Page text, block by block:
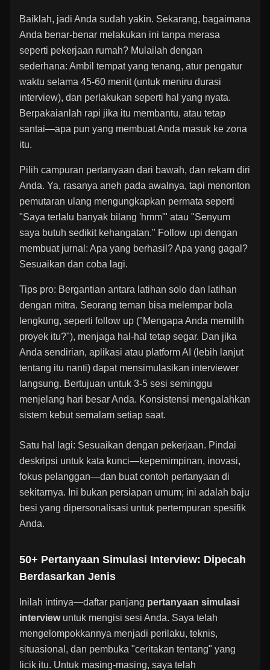
Baiklah, jadi Anda sudah yakin. Sekarang, bagaimana
Anda benar-benar melakukan ini tanpa merasa
seperti pekerjaan rumah? Mulailah dengan
sederhana: Ambil tempat yang tenang, atur pengatur
waktu selama 45-60 menit (untuk meniru durasi
interview), dan perlakukan seperti hal yang nyata.
Berpakaianlah rapi jika itu membantu, atau tetap
santai—apa pun yang membuat Anda masuk ke zona
itu.
Pilih campuran pertanyaan dari bawah, dan rekam diri
Anda. Ya, rasanya aneh pada awalnya, tapi menonton
pemutaran ulang mengungkapkan permata seperti
"Saya terlalu banyak bilang 'hmm'" atau "Senyum
saya butuh sedikit kehangatan." Follow upi dengan
membuat jurnal: Apa yang berhasil? Apa yang gagal?
Sesuaikan dan coba lagi.
Tips pro: Bergantian antara latihan solo dan latihan
dengan mitra. Seorang teman bisa melempar bola
lengkung, seperti follow up ("Mengapa Anda memilih
proyek itu?"), menjaga hal-hal tetap segar. Dan jika
Anda sendirian, aplikasi atau platform AI (lebih lanjut
tentang itu nanti) dapat mensimulasikan interviewer
langsung. Bertujuan untuk 3-5 sesi seminggu
menjelang hari besar Anda. Konsistensi mengalahkan
sistem kebut semalam setiap saat.
Satu hal lagi: Sesuaikan dengan pekerjaan. Pindai
deskripsi untuk kata kunci—kepemimpinan, inovasi,
fokus pelanggan—dan buat contoh pertanyaan di
sekitarnya. Ini bukan persiapan umum; ini adalah baju
besi yang dipersonalisasi untuk pertempuran spesifik
Anda.
50+ Pertanyaan Simulasi Interview: Dipecah
Berdasarkan Jenis
Inilah intinya—daftar panjang pertanyaan simulasi
interviewuntuk mengisi sesi Anda. Saya telah
mengelompokkannya menjadi perilaku, teknis,
situasional, dan pembuka "ceritakan tentang" yang
licik itu. Untuk masing-masing, saya telah